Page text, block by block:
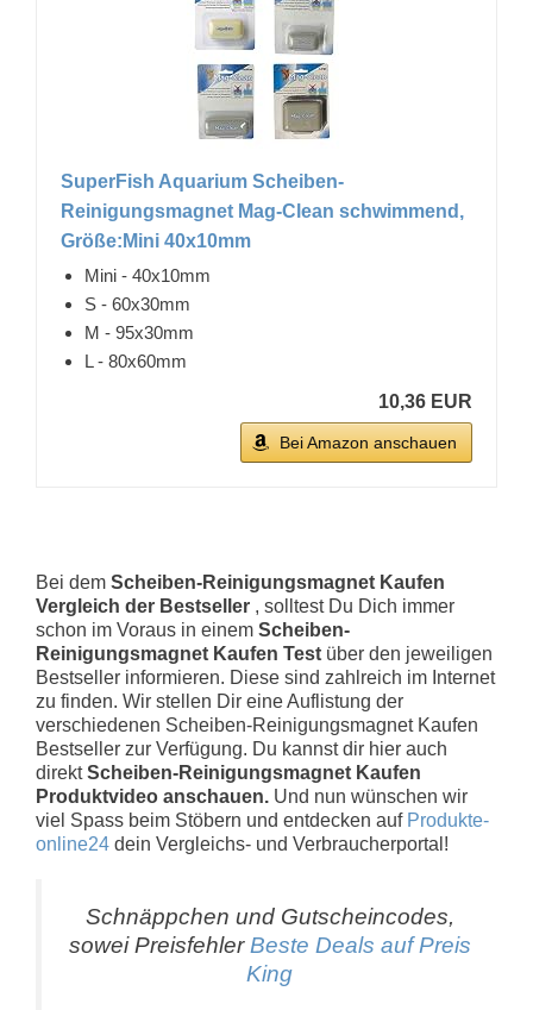
SuperFish Aquarium Scheiben-
Reinigungsmagnet Mag-Clean schwimmend,
Größe:Mini 40x10mm
Mini - 40x10mm
S - 60x30mm
M - 95x30mm
L - 80x60mm
10,36 EUR
Bei Amazon anschauen
Bei dem Scheiben-Reinigungsmagnet Kaufen
Vergleich der Bestseller , solltest Du Dich immer
schon im Voraus in einem Scheiben-
Reinigungsmagnet Kaufen Test über den jeweiligen
Bestseller informieren. Diese sind zahlreich im Internet
zu finden. Wir stellen Dir eine Auflistung der
verschiedenen Scheiben-Reinigungsmagnet Kaufen
Bestseller zur Verfügung. Du kannst dir hier auch
direktScheiben-Reinigungsmagnet Kaufen
Produktvideo anschauen. Und nun wünschen wir
viel Spass beim Stöbern und entdecken auf Produkte-
online24 dein Vergleichs- und Verbraucherportal!
Schnäppchen und Gutscheincodes,
sowei Preisfehler Beste Deals auf Preis
King